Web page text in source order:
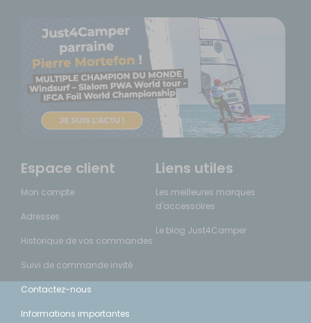
Espace client
Mon compte
Adresses
Historique de vos commandes
Suivi de commande invité
Contactez-nous
Informations importantes
Liens utiles
Les meilleures marques
d'accessoires
Le blog Just4Camper